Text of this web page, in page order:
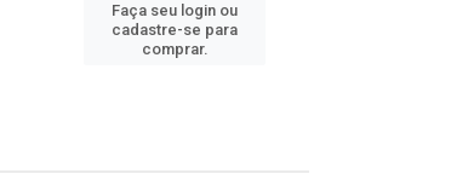
Faça seu login ou
cadastre-se para
comprar.